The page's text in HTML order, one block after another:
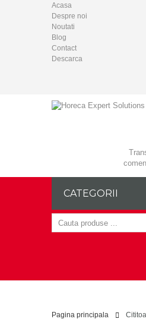
Acasa
Despre noi
Noutati
Blog
Contact
Descarca
CATEGORII
Pagina principala